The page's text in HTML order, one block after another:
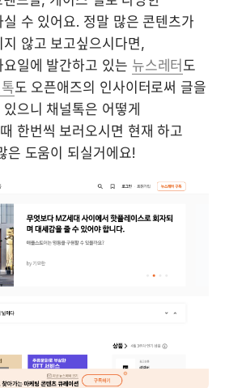
수 있어요. 정말 많은 콘텐츠가
않고 보고싶으시다면,
일에 발간하고 있는 뉴스레터 도
도 오픈애즈의 인사이터로써 글을
으니 채널톡은 어떻게
한번씩 보러오시면 현재 하고
은 도움이 되실거에요!